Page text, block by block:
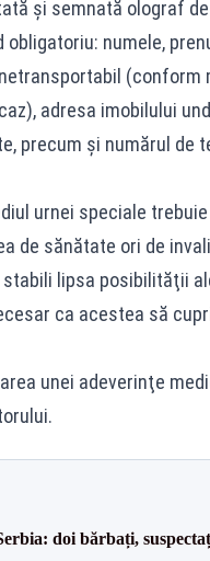
şi semnată olograf
numele,
adresa imobilului
precum şi numărul de
urnei speciale
de sănătate ori de
lipsa posibilităţii
ca acestea să
unei adeverinţe
doi bărbați,